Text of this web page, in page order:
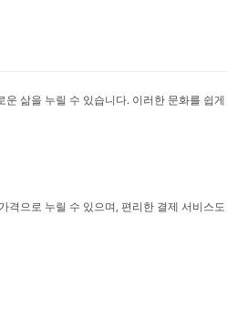
삶을 누릴 수 있습니다. 이러한 문화를 쉽
격으로 누릴 수 있으며, 편리한 결제 서비스